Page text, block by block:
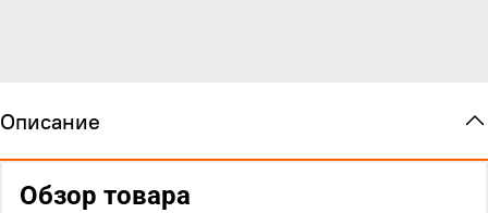
Описание
Обзор товара